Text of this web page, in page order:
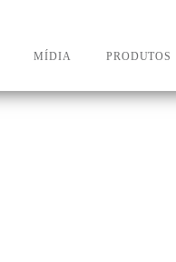
MÍDIA PRODUTOS